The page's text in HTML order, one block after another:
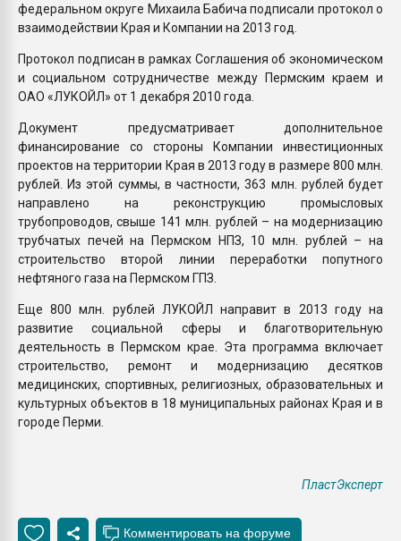
федеральном округе Михаила Бабича подписали протокол о
взаимодействии Края и Компании на 2013 год.
Протокол подписан в рамках Соглашения об экономическом
и социальном сотрудничестве между Пермским краем и
ОАО «ЛУКОЙЛ» от 1 декабря 2010 года.
Документ предусматривает дополнительное
финансирование со стороны Компании инвестиционных
проектов на территории Края в 2013 году в размере 800 млн.
рублей. Из этой суммы, в частности, 363 млн. рублей будет
направлено на реконструкцию промысловых
трубопроводов, свыше 141 млн. рублей – на модернизацию
трубчатых печей на Пермском НПЗ, 10 млн. рублей – на
строительство второй линии переработки попутного
нефтяного газа на Пермском ГПЗ.
Еще 800 млн. рублей ЛУКОЙЛ направит в 2013 году на
развитие социальной сферы и благотворительную
деятельность в Пермском крае. Эта программа включает
строительство, ремонт и модернизацию десятков
медицинских, спортивных, религиозных, образовательных и
культурных объектов в 18 муниципальных районах Края и в
городе Перми.
ПластЭксперт